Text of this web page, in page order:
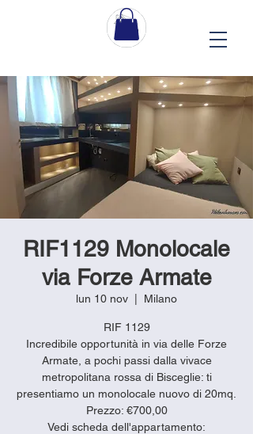
RIF1129 Monolocale
via Forze Armate
lun 10 nov Milano
RIF 1129
Incredibile opportunità in via delle Forze
Armate, a pochi passi dalla vivace
metropolitana rossa di Bisceglie: ti
presentiamo un monolocale nuovo di 20mq.
Prezzo: €700,00
Vedi scheda dell'appartamento: